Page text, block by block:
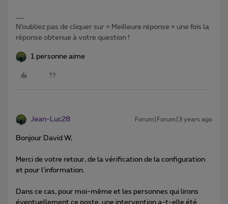
N’oubliez pas de cliquer sur « Meilleure réponse » une fois la
réponse obtenue à votre question !
1 personne aime
Jean-Luc28 Forum|Forum|3 years ago
Bonjour David W,
Merci de votre retour, de la vérification de la configuration
et pour l'information.
Dans ce cas, pour moi-même et les personnes qui lirons
éventuellement ce poste, une intervention a-t-elle été